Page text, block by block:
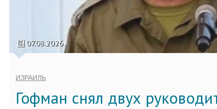
07.08.2026
ИЗРАИЛЬ
Гофман снял двух